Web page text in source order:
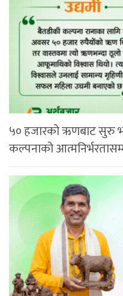
५० हजारको ऋणबाट सुरु
कल्पनाको